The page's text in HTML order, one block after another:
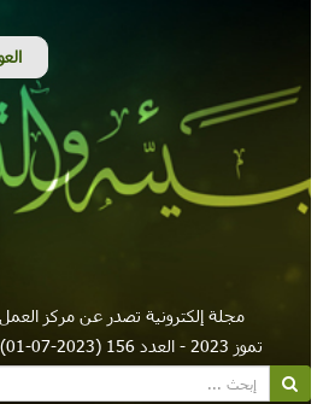
مجلة إلكترونية تصدر عن مركز
تموز 2023 - العدد 156 (2023-07-01)